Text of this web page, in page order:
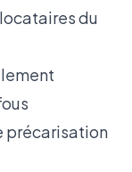
du
précarisation